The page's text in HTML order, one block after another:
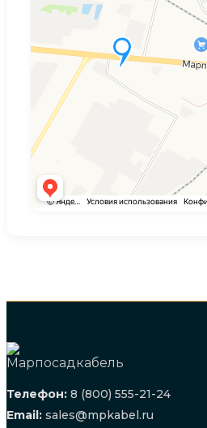
Телефон: 8 (800) 555-21-24
Email: sales@mpkabel.ru